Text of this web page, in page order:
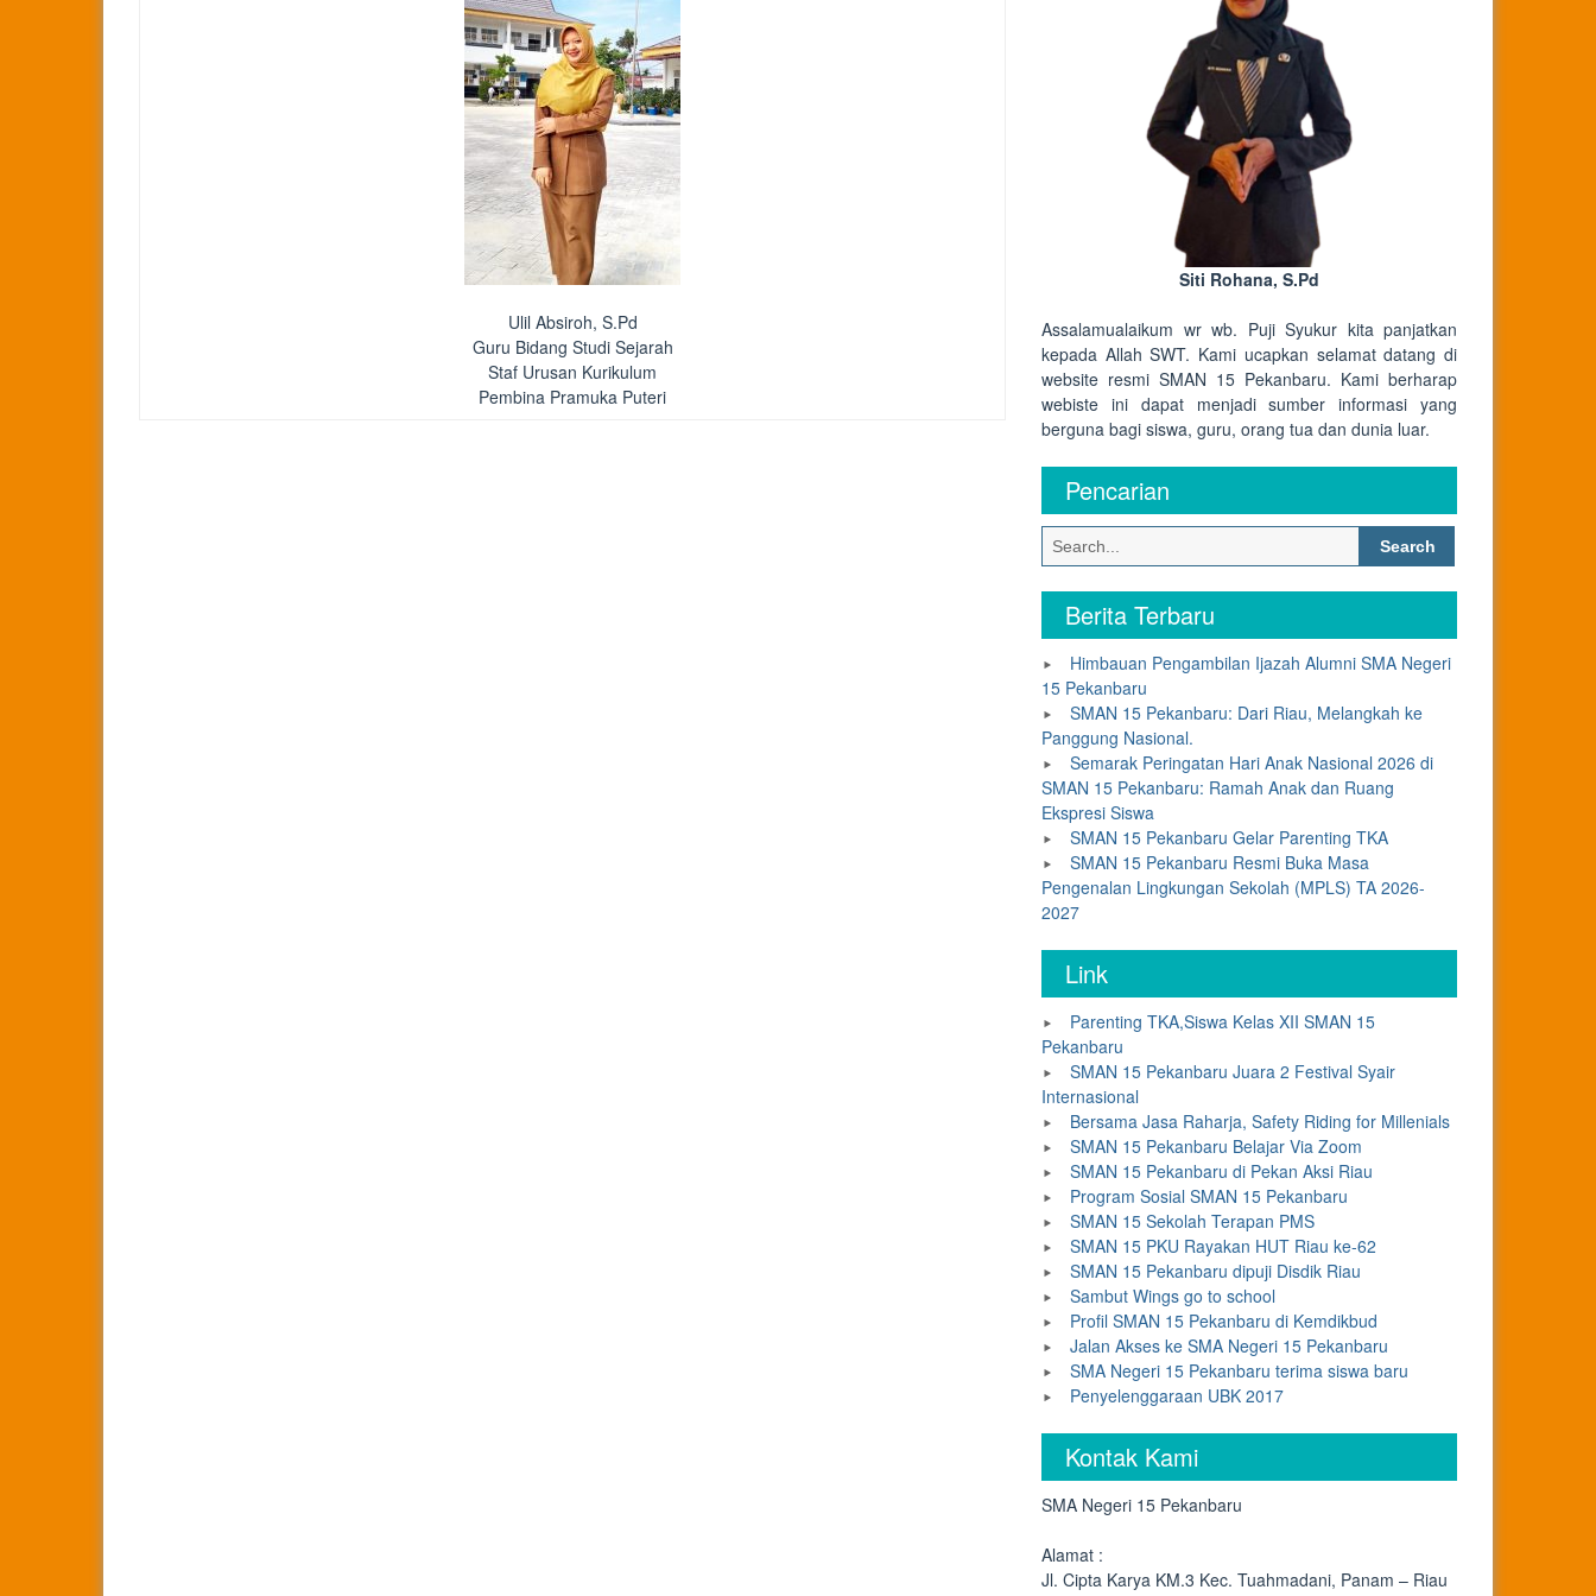
Ulil Absiroh, S.Pd
Guru Bidang Studi Sejarah
Staf Urusan Kurikulum
Pembina Pramuka Puteri
Siti Rohana, S.Pd
Assalamualaikum wr wb. Puji Syukur kita panjatkan
kepada Allah SWT. Kami ucapkan selamat datang di
website resmi SMAN 15 Pekanbaru. Kami berharap
webiste ini dapat menjadi sumber informasi yang
berguna bagi siswa, guru, orang tua dan dunia luar.
Pencarian
Search
for:
Berita Terbaru
Himbauan Pengambilan Ijazah Alumni SMA Negeri
15 Pekanbaru
SMAN 15 Pekanbaru: Dari Riau, Melangkah ke
Panggung Nasional.
Semarak Peringatan Hari Anak Nasional 2026 di
SMAN 15 Pekanbaru: Ramah Anak dan Ruang
Ekspresi Siswa
SMAN 15 Pekanbaru Gelar Parenting TKA
SMAN 15 Pekanbaru Resmi Buka Masa
Pengenalan Lingkungan Sekolah (MPLS) TA 2026-
2027
Link
Parenting TKA,Siswa Kelas XII SMAN 15
Pekanbaru
SMAN 15 Pekanbaru Juara 2 Festival Syair
Internasional
Bersama Jasa Raharja, Safety Riding for Millenials
SMAN 15 Pekanbaru Belajar Via Zoom
SMAN 15 Pekanbaru di Pekan Aksi Riau
Program Sosial SMAN 15 Pekanbaru
SMAN 15 Sekolah Terapan PMS
SMAN 15 PKU Rayakan HUT Riau ke-62
SMAN 15 Pekanbaru dipuji Disdik Riau
Sambut Wings go to school
Profil SMAN 15 Pekanbaru di Kemdikbud
Jalan Akses ke SMA Negeri 15 Pekanbaru
SMA Negeri 15 Pekanbaru terima siswa baru
Penyelenggaraan UBK 2017
Kontak Kami
SMA Negeri 15 Pekanbaru
Alamat :
Jl. Cipta Karya KM.3 Kec. Tuahmadani, Panam – Riau